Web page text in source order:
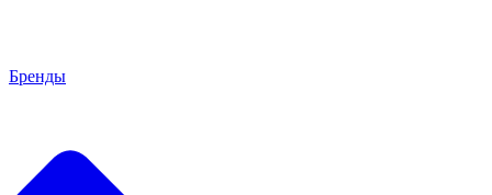
Бренды